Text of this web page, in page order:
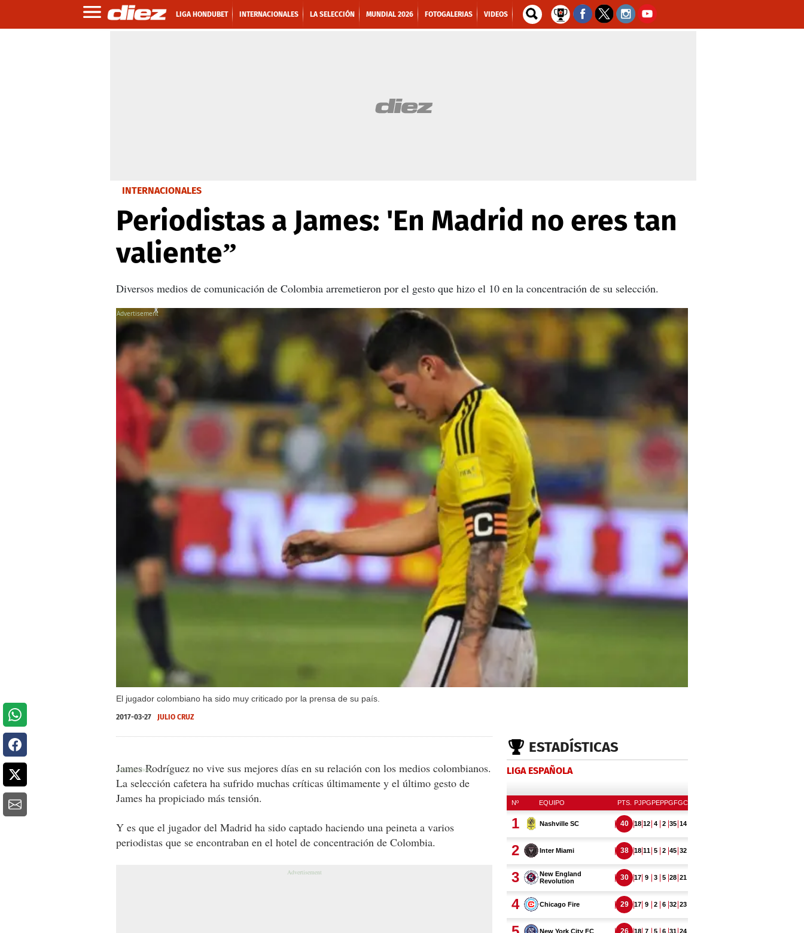
LIGA HONDUBET INTERNACIONALES LA SELECCIÓN MUNDIAL 2026 FOTOGALERIAS VIDEOS
INTERNACIONALES
Periodistas a James: 'En Madrid no eres tan
valiente”
Diversos medios de comunicación de Colombia arremetieron por el gesto que hizo el 10 en la concentración de su selección.
El jugador colombiano ha sido muy criticado por la prensa de su país.
X
X
2017-03-27 JULIO CRUZ
James Rodríguez no vive sus mejores días en su relación con los medios colombianos.
La selección cafetera ha sufrido muchas críticas últimamente y el último gesto de
James ha propiciado más tensión.
Y es que el jugador del Madrid ha sido captado haciendo una peineta a varios
periodistas que se encontraban en el hotel de concentración de Colombia.
ESTADÍSTICAS
LIGA ESPAÑOLA